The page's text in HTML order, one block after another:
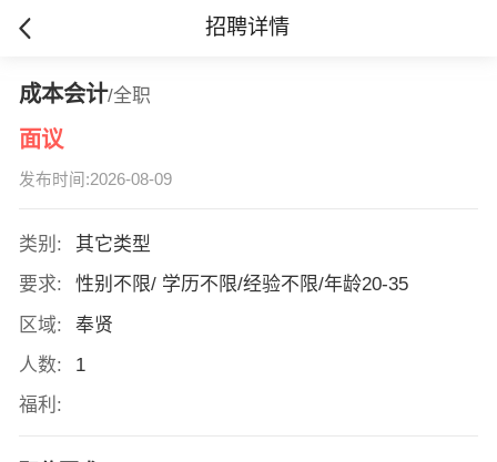
招聘详情
成本会计/全职
面议
发布时间:2026-08-09
类别:
其它类型
要求:
性别不限/ 学历不限/经验不限/年龄20-35
区域:
奉贤
人数:
1
福利: